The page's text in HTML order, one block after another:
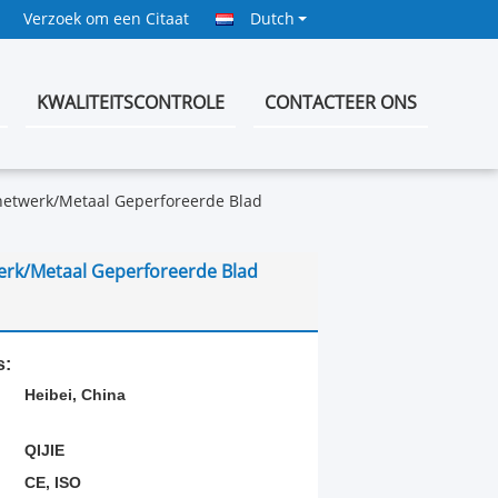
Verzoek om een Citaat Dutch
KWALITEITSCONTROLE CONTACTEER ONS
Metaal Geperforeerde Blad
Metaal Geperforeerde Blad
Heibei, China
QIJIE
CE, ISO